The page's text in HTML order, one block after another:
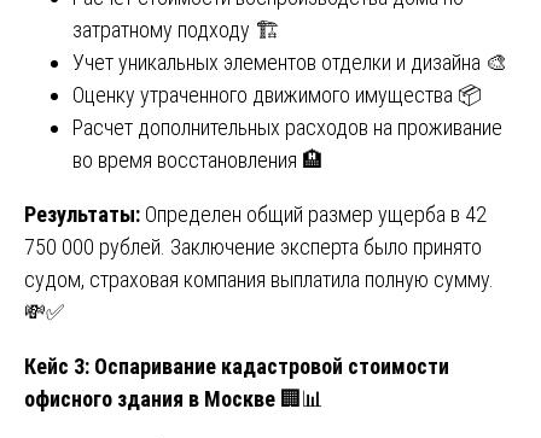
затратному подходу 🏗️
Учет уникальных элементов отделки и дизайна 🎨
Оценку утраченного движимого имущества 📦
Расчет дополнительных расходов на проживание
во время восстановления 🏨
Результаты: Определен общий размер ущерба в 42
750 000 рублей. Заключение эксперта было принято
судом, страховая компания выплатила полную сумму.
💸✅
Кейс 3: Оспаривание кадастровой стоимости
офисного здания в Москве 🏢📊